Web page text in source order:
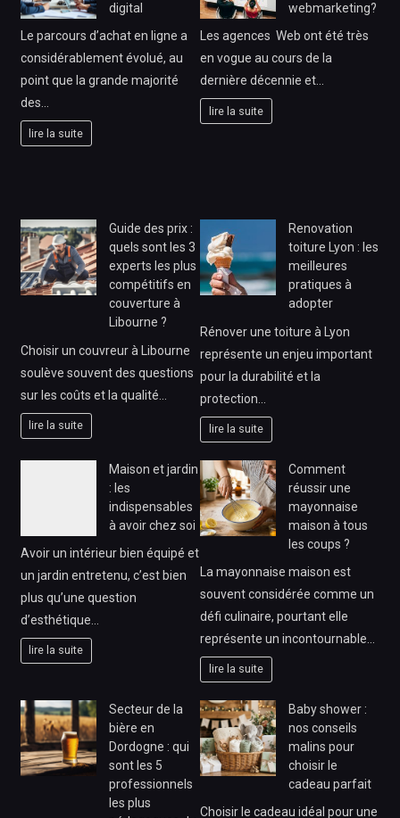
digital
Le parcours d’achat en ligne a
considérablement évolué, au
point que la grande majorité
des…
lire la suite
webmarketing?
Les agences Web ont été très
en vogue au cours de la
dernière décennie et…
lire la suite
Guide des prix :
quels sont les 3
experts les plus
compétitifs en
couverture à
Libourne ?
Choisir un couvreur à Libourne
soulève souvent des questions
sur les coûts et la qualité…
lire la suite
Renovation
toiture Lyon : les
meilleures
pratiques à
adopter
Rénover une toiture à Lyon
représente un enjeu important
pour la durabilité et la
protection…
lire la suite
Maison et jardin
: les
indispensables
à avoir chez soi
Avoir un intérieur bien équipé et
un jardin entretenu, c’est bien
plus qu’une question
d’esthétique…
lire la suite
Comment
réussir une
mayonnaise
maison à tous
les coups ?
La mayonnaise maison est
souvent considérée comme un
défi culinaire, pourtant elle
représente un incontournable…
lire la suite
Secteur de la
bière en
Dordogne : qui
sont les 5
professionnels
les plus
Baby shower :
nos conseils
malins pour
choisir le
cadeau parfait
Choisir le cadeau idéal pour une